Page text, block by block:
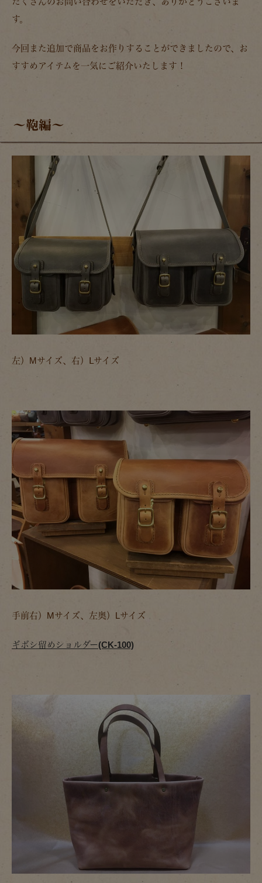
す。
今回また追加で商品をお作りすることができましたので、お
すすめアイテムを一気にご紹介いたします！
～鞄編～
左）Mサイズ、右）Ⅼサイズ
手前右）Mサイズ、左奥）Lサイズ
ギボシ留めショルダー(CK-100)